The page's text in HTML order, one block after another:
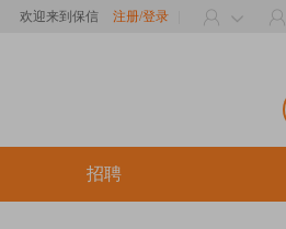
欢迎来到保信 注册/登录
招聘